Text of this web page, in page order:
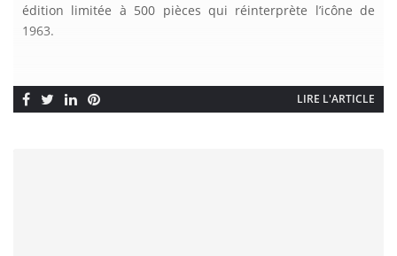
édition limitée à 500 pièces qui réinterprète l’icône de
1963.
LIRE L'ARTICLE